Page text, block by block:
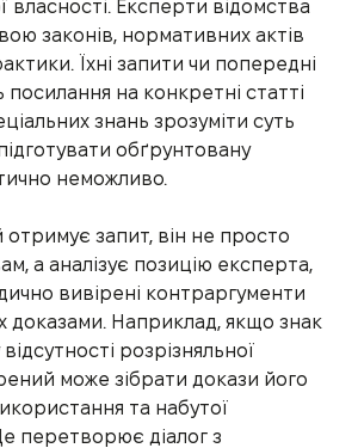
власності. Експерти відомства
законів, нормативних актів
Їхні запити чи попередні
посилання на конкретні статті
знань зрозуміти суть
обґрунтовану
неможливо.
отримує запит, він не просто
а аналізує позицію експерта,
вивірені контраргументи
доказами. Наприклад, якщо знак
розрізняльної
може зібрати докази його
та набутої
перетворює діалог з